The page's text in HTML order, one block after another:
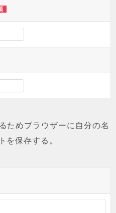
ためブラウザーに自分の名
を保存する。